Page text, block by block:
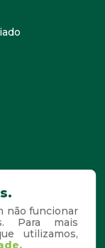
não funcionar
Para mais
utilizamos,